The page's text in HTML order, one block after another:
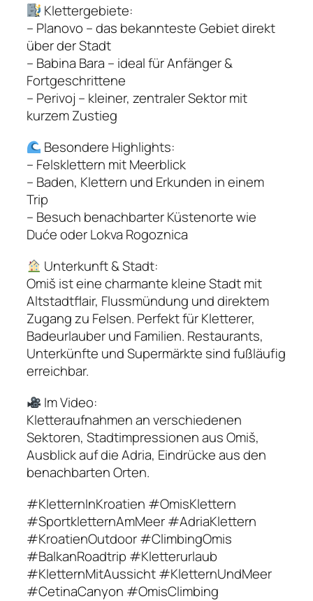
Klettergebiete:
– Planovo – das bekannteste Gebiet direkt
über der Stadt
– Babina Bara – ideal für Anfänger &
Fortgeschrittene
– Perivoj – kleiner, zentraler Sektor mit
kurzem Zustieg
Besondere Highlights:
– Felsklettern mit Meerblick
– Baden, Klettern und Erkunden in einem
Trip
– Besuch benachbarter Küstenorte wie
Duće oder Lokva Rogoznica
Unterkunft & Stadt:
Omiš ist eine charmante kleine Stadt mit
Altstadtflair, Flussmündung und direktem
Zugang zu Felsen. Perfekt für Kletterer,
Badeurlauber und Familien. Restaurants,
Unterkünfte und Supermärkte sind fußläufig
erreichbar.
Im Video:
Kletteraufnahmen an verschiedenen
Sektoren, Stadtimpressionen aus Omiš,
Ausblick auf die Adria, Eindrücke aus den
benachbarten Orten.
#KletternInKroatien #OmisKlettern
#SportkletternAmMeer #AdriaKlettern
#KroatienOutdoor #ClimbingOmis
#BalkanRoadtrip #Kletterurlaub
#KletternMitAussicht #KletternUndMeer
#CetinaCanyon #OmisClimbing